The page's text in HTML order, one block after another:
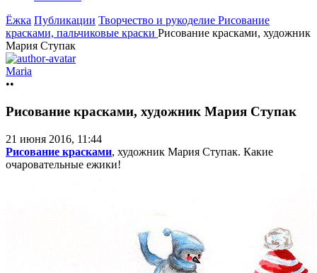
Ёжка Публикации Творчество и рукоделие Рисование
красками, пальчиковые краски Рисование красками, художник
Мария Ступак
Maria
••
Рисование красками, художник Мария Ступак
21 июня 2016, 11:44
Рисование красками, художник Мария Ступак. Какие
очаровательные ежики!